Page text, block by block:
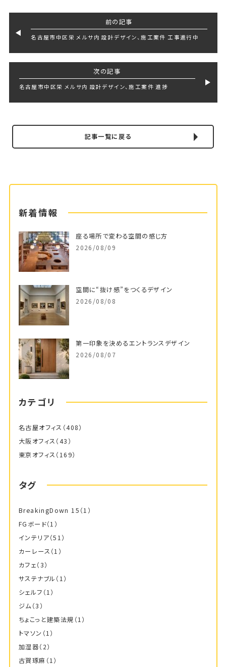
前の記事
名古屋市中区栄 メルサ内 設計デザイン、施工案件 工事進行中
次の記事
名古屋市中区栄 メルサ内 設計デザイン、施工案件 進捗
記事一覧に戻る
新着情報
座る場所で変わる空間の感じ方
2026/08/09
空間に“抜け感”をつくるデザイン
2026/08/08
第一印象を決めるエントランスデザイン
2026/08/07
カテゴリ
名古屋オフィス （408）
大阪オフィス （43）
東京オフィス （169）
タグ
BreakingDown 15 （1）
FGボード（1）
インテリア（51）
カーレース （1）
カフェ（3）
サステナブル （1）
シェルフ （1）
ジム（3）
ちょこっと建築法規 （1）
トマソン （1）
加湿器（2）
古賀琢麻 （1）